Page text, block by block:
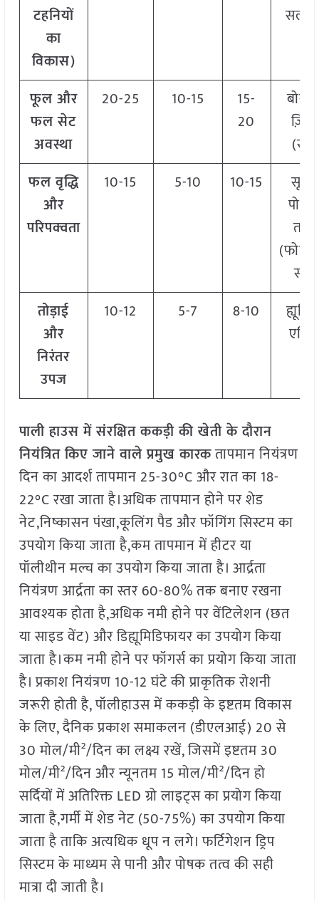
टहनियों
का
विकास)
फूलऔर
फलसेट
अवस्था
20-25 10-15
15-
20
ज़िंक
(स्प्रे)
फलवृद्धि
और
परिपक्वता
10-15 5-10 10-15
सूक्ष्म
पोषक
तत्व
स्प्रे)
तोड़ाई
और
निरंतर
उपज
10-12 5-7 8-10
एसिड
पालीहाउसमेंसंरक्षितककड़ीकीखेतीकेदौरान
नियंत्रितकिएजानेवालेप्रमुखकारकतापमान नियंत्रण
दिन का आदर्श तापमान 25-30°C और रात का 18-
22°C रखा जाता है।अधिक तापमान होने पर शेड
नेट,निष्कासन पंखा,कूलिंग पैड और फॉगिंग सिस्टम का
उपयोग किया जाता है,कम तापमान में हीटर या
पॉलीथीन मल्च का उपयोग किया जाता है। आर्द्रता
नियंत्रण आर्द्रता का स्तर 60-80% तक बनाए रखना
आवश्यक होता है,अधिक नमी होने पर वेंटिलेशन (छत
या साइड वेंट) और डिह्यूमिडिफायर का उपयोग किया
जाता है।कम नमी होने पर फॉगर्स का प्रयोग किया जाता
है। प्रकाश नियंत्रण 10-12 घंटे की प्राकृतिक रोशनी
जरूरी होती है, पॉलीहाउस में ककड़ी के इष्टतम विकास
के लिए, दैनिक प्रकाश समाकलन (डीएलआई) 20 से
30 मोल/मी²/दिन का लक्ष्य रखें, जिसमें इष्टतम 30
मोल/मी²/दिन और न्यूनतम 15 मोल/मी²/दिन हो
सर्दियों में अतिरिक्त LED ग्रो लाइट्स का प्रयोग किया
जाता है,गर्मी में शेड नेट (50-75%) का उपयोग किया
जाता है ताकि अत्यधिक धूप न लगे। फर्टिगेशन ड्रिप
सिस्टम के माध्यम से पानी और पोषक तत्व की सही
मात्रा दी जाती है।